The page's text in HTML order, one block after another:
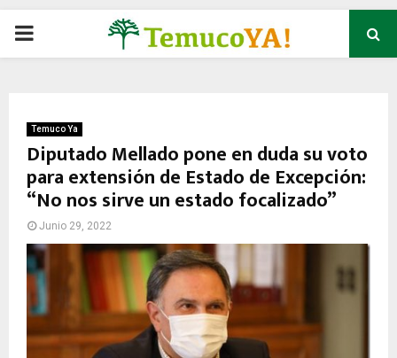
P
M
A
R
Y
Temuco Ya
Diputado Mellado pone en duda su voto
para extensión de Estado de Excepción:
“No nos sirve un estado focalizado”
Junio 29, 2022